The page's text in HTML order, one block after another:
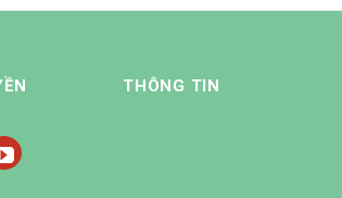
THÔNG TIN